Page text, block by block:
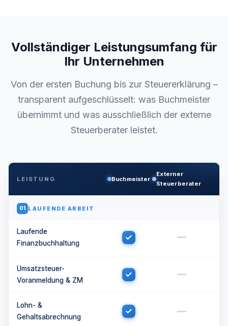
Vollständiger Leistungsumfang für
Ihr Unternehmen
Von der ersten Buchung bis zur Steuererklärung –
transparent aufgeschlüsselt: was Buchmeister
übernimmt und was ausschließlich der externe
Steuerberater leistet.
LEISTUNG Buchmeister
Externer
Steuerberater
01 LAUFENDE ARBEIT
Laufende
Finanzbuchhaltung
Umsatzsteuer-
Voranmeldung & ZM
Lohn- &
Gehaltsabrechnung